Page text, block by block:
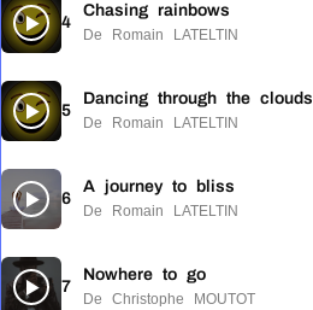
4
Chasing rainbows
De Romain LATELTIN
5
Dancing through the clouds
De Romain LATELTIN
6
A journey to bliss
De Romain LATELTIN
7
Nowhere to go
De Christophe MOUTOT